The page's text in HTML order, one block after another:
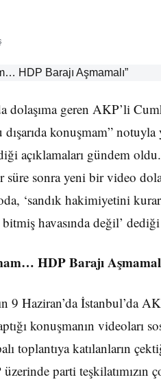
dolaşıma geren AKP’li
konuşmam” notuyla
açıklamaları gündem
süre sonra yeni bir video
‘sandık hakimiyetini
havasında değil’
HDP Barajı
9 Haziran’da İstanbul’da
konuşmanın videoları
toplantıya katılanların
parti teşkilatımızın